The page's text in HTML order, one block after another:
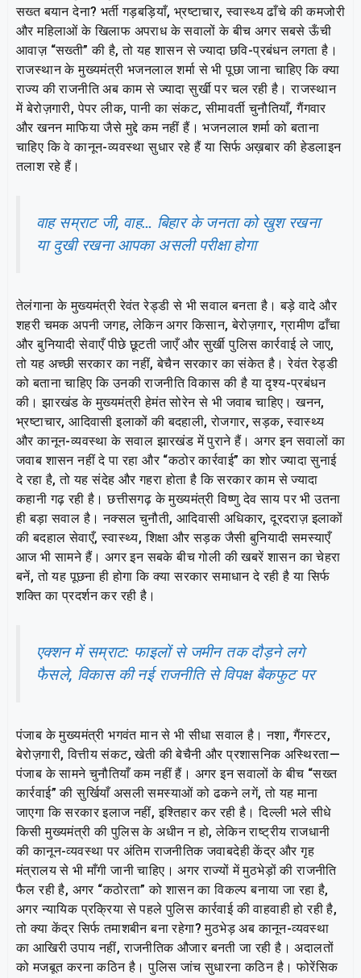
सख्त बयान देना? भर्ती गड़बड़ियाँ, भ्रष्टाचार, स्वास्थ्य ढाँचे की कमजोरी
और महिलाओं के खिलाफ अपराध के सवालों के बीच अगर सबसे ऊँची
आवाज़ “सख्ती” की है, तो यह शासन से ज्यादा छवि-प्रबंधन लगता है।
राजस्थान के मुख्यमंत्री भजनलाल शर्मा से भी पूछा जाना चाहिए कि क्या
राज्य की राजनीति अब काम से ज्यादा सुर्खी पर चल रही है। राजस्थान
में बेरोज़गारी, पेपर लीक, पानी का संकट, सीमावर्ती चुनौतियाँ, गैंगवार
और खनन माफिया जैसे मुद्दे कम नहीं हैं। भजनलाल शर्मा को बताना
चाहिए कि वे कानून-व्यवस्था सुधार रहे हैं या सिर्फ अख़बार की हेडलाइन
तलाश रहे हैं।
वाह सम्राट जी, वाह… बिहार के जनता को खुश रखना
या दुखी रखना आपका असली परीक्षा होगा
तेलंगाना के मुख्यमंत्री रेवंत रेड्डी से भी सवाल बनता है। बड़े वादे और
शहरी चमक अपनी जगह, लेकिन अगर किसान, बेरोज़गार, ग्रामीण ढाँचा
और बुनियादी सेवाएँ पीछे छूटती जाएँ और सुर्खी पुलिस कार्रवाई ले जाए,
तो यह अच्छी सरकार का नहीं, बेचैन सरकार का संकेत है। रेवंत रेड्डी
को बताना चाहिए कि उनकी राजनीति विकास की है या दृश्य-प्रबंधन
की। झारखंड के मुख्यमंत्री हेमंत सोरेन से भी जवाब चाहिए। खनन,
भ्रष्टाचार, आदिवासी इलाकों की बदहाली, रोजगार, सड़क, स्वास्थ्य
और कानून-व्यवस्था के सवाल झारखंड में पुराने हैं। अगर इन सवालों का
जवाब शासन नहीं दे पा रहा और “कठोर कार्रवाई” का शोर ज्यादा सुनाई
दे रहा है, तो यह संदेह और गहरा होता है कि सरकार काम से ज्यादा
कहानी गढ़ रही है। छत्तीसगढ़ के मुख्यमंत्री विष्णु देव साय पर भी उतना
ही बड़ा सवाल है। नक्सल चुनौती, आदिवासी अधिकार, दूरदराज़ इलाकों
की बदहाल सेवाएँ, स्वास्थ्य, शिक्षा और सड़क जैसी बुनियादी समस्याएँ
आज भी सामने हैं। अगर इन सबके बीच गोली की खबरें शासन का चेहरा
बनें, तो यह पूछना ही होगा कि क्या सरकार समाधान दे रही है या सिर्फ
शक्ति का प्रदर्शन कर रही है।
एक्शन में सम्राट: फाइलों से जमीन तक दौड़ने लगे
फैसले, विकास की नई राजनीति से विपक्ष बैकफुट पर
पंजाब के मुख्यमंत्री भगवंत मान से भी सीधा सवाल है। नशा, गैंगस्टर,
बेरोज़गारी, वित्तीय संकट, खेती की बेचैनी और प्रशासनिक अस्थिरता—
पंजाब के सामने चुनौतियाँ कम नहीं हैं। अगर इन सवालों के बीच “सख्त
कार्रवाई” की सुर्खियाँ असली समस्याओं को ढकने लगें, तो यह माना
जाएगा कि सरकार इलाज नहीं, इश्तिहार कर रही है। दिल्ली भले सीधे
किसी मुख्यमंत्री की पुलिस के अधीन न हो, लेकिन राष्ट्रीय राजधानी
की कानून-व्यवस्था पर अंतिम राजनीतिक जवाबदेही केंद्र और गृह
मंत्रालय से भी माँगी जानी चाहिए। अगर राज्यों में मुठभेड़ों की राजनीति
फैल रही है, अगर “कठोरता” को शासन का विकल्प बनाया जा रहा है,
अगर न्यायिक प्रक्रिया से पहले पुलिस कार्रवाई की वाहवाही हो रही है,
तो क्या केंद्र सिर्फ तमाशबीन बना रहेगा? मुठभेड़ अब कानून-व्यवस्था
का आखिरी उपाय नहीं, राजनीतिक औजार बनती जा रही है। अदालतों
को मजबूत करना कठिन है। पुलिस जांच सुधारना कठिन है। फोरेंसिक